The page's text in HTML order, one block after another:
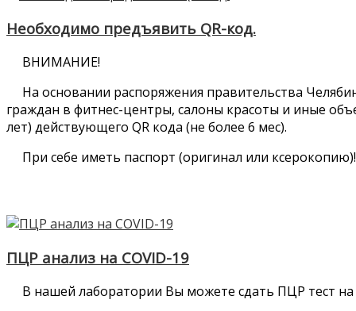
Необходимо предъявить QR-код.
ВНИМАНИЕ!
На основании распоряжения правительства
граждан в фитнес-центры, салоны красоты и иные
лет) действующего QR кода (не более 6 мес).
При себе иметь паспорт (оригинал или ксерокопию)!
ПЦР анализ на COVID-19
В нашей лаборатории Вы можете сдать ПЦР тест на